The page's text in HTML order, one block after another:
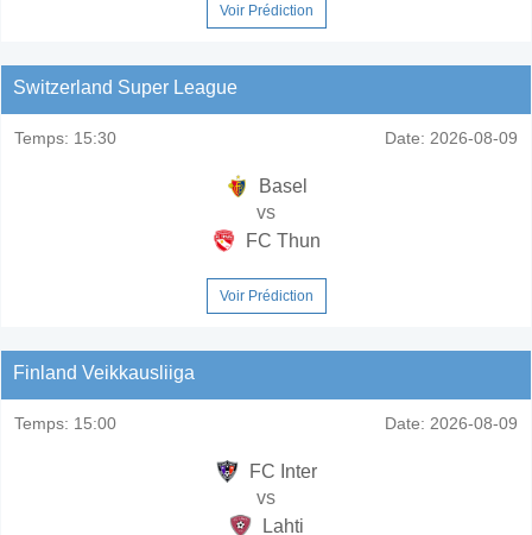
Voir Prédiction
Switzerland Super League
Temps: 15:30 Date: 2026-08-09
Basel
vs
FC Thun
Voir Prédiction
Finland Veikkausliiga
Temps: 15:00 Date: 2026-08-09
FC Inter
vs
Lahti